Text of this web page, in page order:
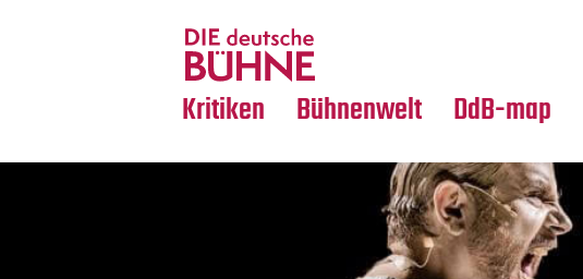
Kritiken
Crossover
Bühnenwelt
Medientipps
DdB-map